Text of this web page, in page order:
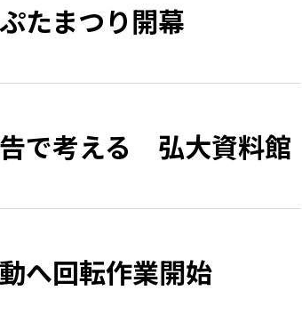
たまつり開幕
で考える 弘大資料館
へ回転作業開始